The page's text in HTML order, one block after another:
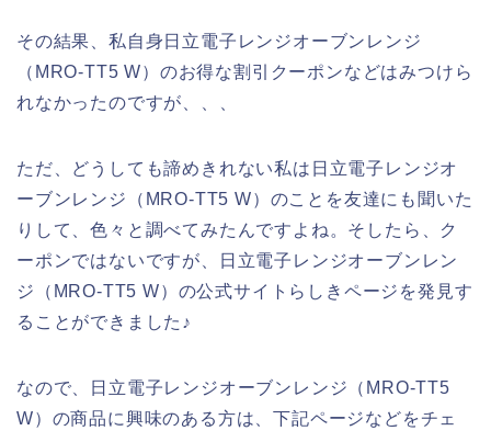
その結果、私自身日立電子レンジオーブンレンジ
（MRO-TT5 W）のお得な割引クーポンなどはみつけら
れなかったのですが、、、
ただ、どうしても諦めきれない私は日立電子レンジオ
ーブンレンジ（MRO-TT5 W）のことを友達にも聞いた
りして、色々と調べてみたんですよね。そしたら、ク
ーポンではないですが、日立電子レンジオーブンレン
ジ（MRO-TT5 W）の公式サイトらしきページを発見す
ることができました♪
なので、日立電子レンジオーブンレンジ（MRO-TT5
W）の商品に興味のある方は、下記ページなどをチェ